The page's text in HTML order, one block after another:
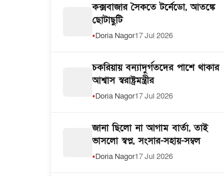
কক্সবাজার সৈকতে টর্নেডো, আতঙ্কে
ছোটাছুটি
Doria Nagor17 Jul 2026
চকরিয়ায় বন্যাদুর্গতদের পাশে থাকার
আশ্বাস স্বরাষ্ট্রমন্ত্রীর
Doria Nagor17 Jul 2026
জানা ছিলো না আগাম বার্তা, তাই
ভাসলো স্বপ্ন, সংসার-সহায়-সম্বল
Doria Nagor17 Jul 2026